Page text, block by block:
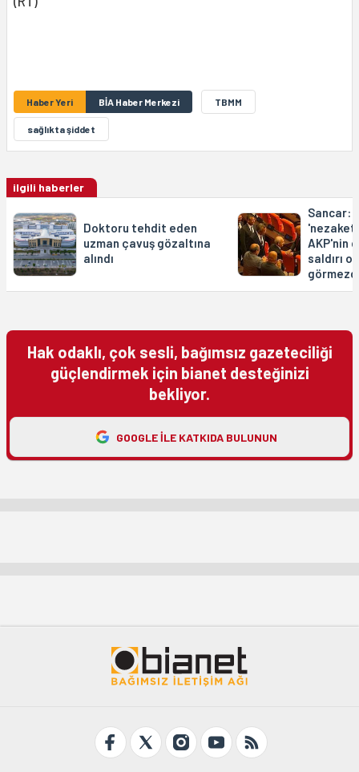
Haber Yeri BİA Haber Merkezi TBMM
sağlıkta şiddet
ilgili haberler
Doktoru tehdit eden
uzman çavuş gözaltına
alındı
Sancar:
AKP'nin
saldırı
Hak odaklı, çok sesli, bağımsız gazeteciliği
güçlendirmek için bianet desteğinizi
bekliyor.
GOOGLE ILE KATKIDA BULUNUN